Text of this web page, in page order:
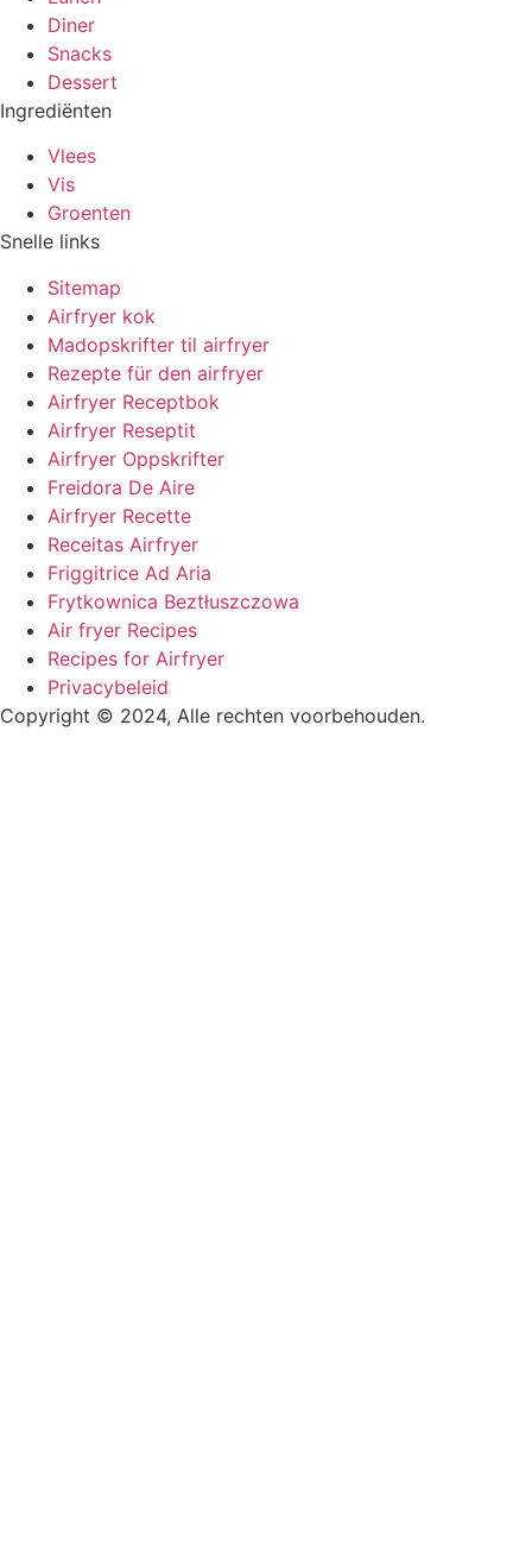
Diner
Snacks
Dessert
Ingrediënten
Vlees
Vis
Groenten
Snelle links
Sitemap
Airfryer kok
Madopskrifter til airfryer
Rezepte für den airfryer
Airfryer Receptbok
Airfryer Reseptit
Airfryer Oppskrifter
Freidora De Aire
Airfryer Recette
Receitas Airfryer
Friggitrice Ad Aria
Frytkownica Beztłuszczowa
Air fryer Recipes
Recipes for Airfryer
Privacybeleid
Copyright © 2024, Alle rechten voorbehouden.